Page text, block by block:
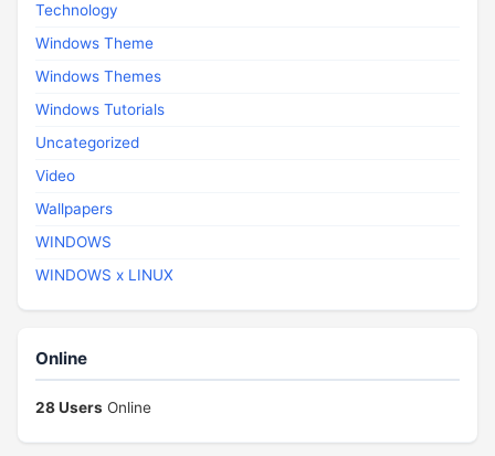
Technology
Windows Theme
Windows Themes
Windows Tutorials
Uncategorized
Video
Wallpapers
WINDOWS
WINDOWS x LINUX
Online
28 Users Online